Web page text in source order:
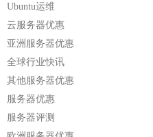
Ubuntu运维
云服务器优惠
亚洲服务器优惠
全球行业快讯
其他服务器优惠
服务器优惠
服务器评测